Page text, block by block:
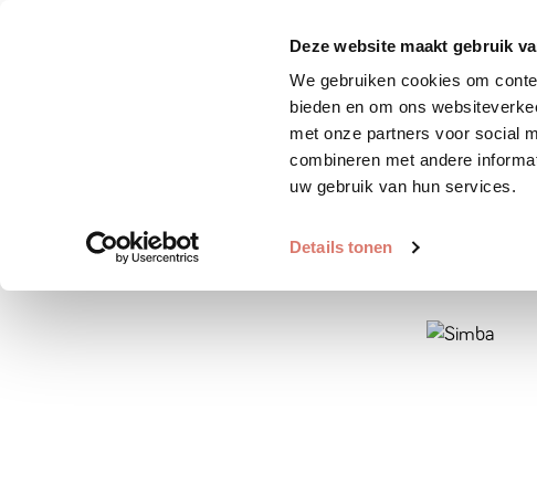
Deze website maakt gebruik
We gebruiken cookies om
bieden en om ons
met onze partners voor social
combineren met andere
uw gebruik van hun services.
Details tonen
Zoek huisdier Plaats huisdier